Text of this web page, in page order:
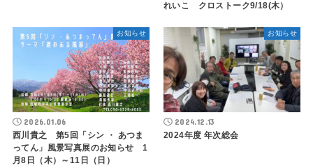
れいこ クロストーク9/18(木）
お知らせ
2026.01.06
西川貴之 第5回「シン ・ あつま
ってん」風景写真展のお知らせ 1
月8日（木）～11日（日）
お知らせ
2024.12.13
2024年度 年次総会